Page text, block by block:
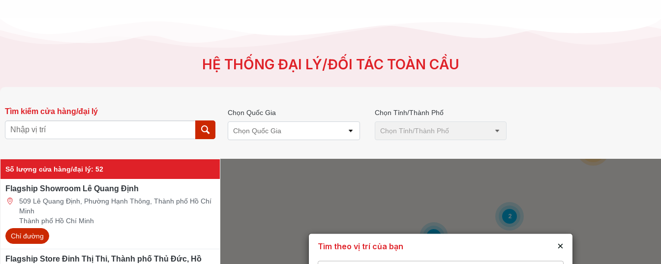
HỆ THỐNG ĐẠI LÝ/ĐỐI TÁC TOÀN CẦU
Tìm kiếm cửa hàng/đại lý Chọn Quốc Gia
Chọn Quốc Gia
Chọn Tỉnh/thành Phố
Chọn Tỉnh/thành Phố
Số lượng cửa hàng/đại lý: 52
Flagship Showroom Lê Quang Định
509 Lê Quang Định, Phường Hạnh Thông, Thành phố Hồ Chí
Minh
Thành phố Hồ Chí Minh
Chỉ đường
Flagship Store Đinh Thị Thi, Thành phố Thủ Đức, Hồ
6
2
Tìm theo vị trí của bạn ×